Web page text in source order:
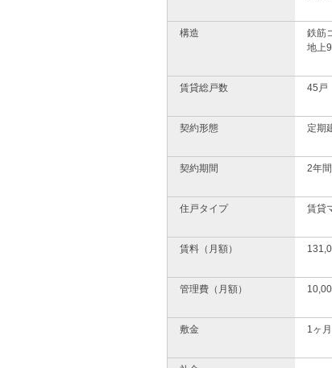
構造
鉄筋
地上
賃貸総戸数 45戸
契約形態 定期
契約期間 2年間
住戸タイプ 賃貸
賃料（月額）
管理費（月額）
敷金 1ヶ月